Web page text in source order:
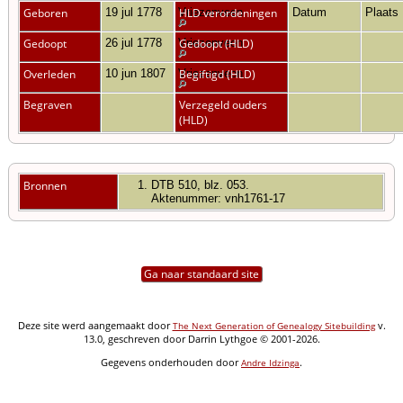
Geboren 19 jul 1778 Vriezenveen
HLD verordeningen Datum Plaats
Gedoopt 26 jul 1778 Vriezenveen
Gedoopt (HLD)
Overleden
10 jun 1807 Vriezenveen
Begiftigd (HLD)
Begraven
Verzegeld ouders
(HLD)
Bronnen
DTB 510, blz. 053.
Aktenummer: vnh1761-17
Ga naar standaard site
Deze site werd aangemaakt doorThe Next Generation of Genealogy Sitebuildingv.
13.0, geschreven door Darrin Lythgoe © 2001-2026.
Gegevens onderhouden doorAndre Idzinga.